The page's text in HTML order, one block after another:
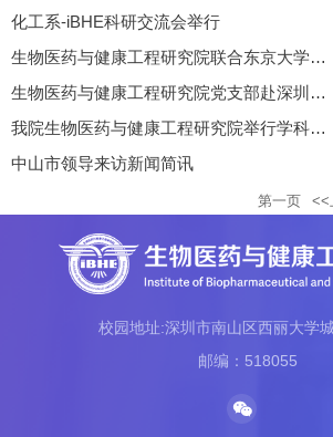
化工系-iBHE科研交流会举行
生物医药与健康工程研究院联合东京大学举办博士生在线研讨会
生物医药与健康工程研究院党支部赴深圳市药品检验研究院开展联合党建活动
我院生物医药与健康工程研究院举行学科建设研讨会
中山市领导来访新闻简讯
第一页 <<
校园地址:深圳市南山区西丽大学
邮编：518055